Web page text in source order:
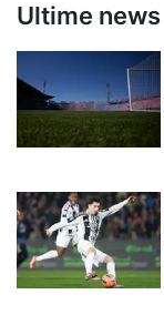
Ultime news